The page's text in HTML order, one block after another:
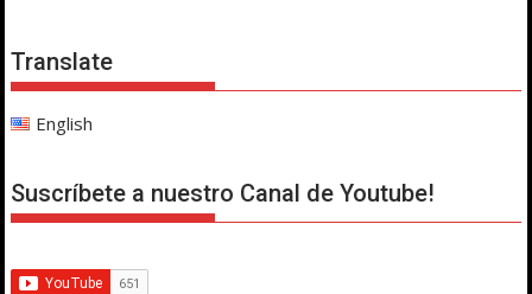
Translate
English
Suscríbete a nuestro Canal de Youtube!